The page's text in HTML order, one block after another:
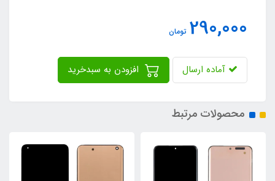
290,000 تومان
آماده ارسال
محصولات مرتبط